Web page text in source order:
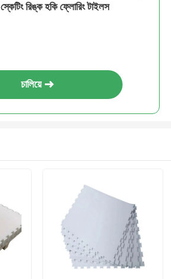
স্কেটিং রিঙ্ক হকি ফ্লোরিং টাইলস
চালিয়ে